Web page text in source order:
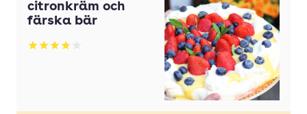
citronkräm och
färska bär
Betyg: 3.91 av 5